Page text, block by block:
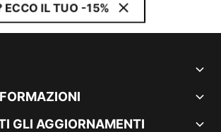
ECCO IL TUO -15%
GLI AGGIORNAMENTI